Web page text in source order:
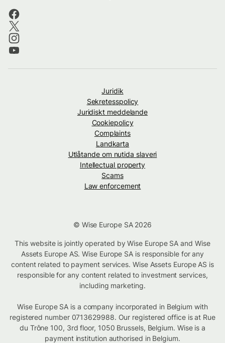
Juridik
Sekretesspolicy
Juridiskt meddelande
Cookiepolicy
Complaints
Landkarta
Utlåtande om nutida slaveri
Intellectual property
Scams
Law enforcement
© Wise Europe SA 2026
This website is jointly operated by Wise Europe SA and Wise
Assets Europe AS. Wise Europe SA is responsible for any
content related to payment services. Wise Assets Europe AS is
responsible for any content related to investment services,
including marketing.
Wise Europe SA is a company incorporated in Belgium with
registered number 0713629988. Our registered office is at Rue
du Trône 100, 3rd floor, 1050 Brussels, Belgium. Wise is a
payment institution authorised in Belgium.